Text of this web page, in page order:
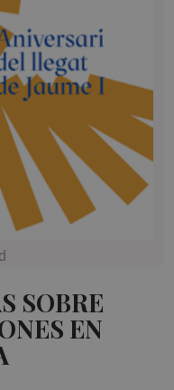
SOBRE
EN